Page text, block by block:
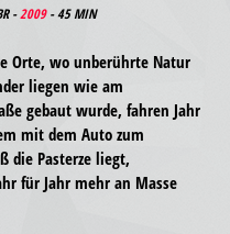
-2009- 45 MIN
Orte, wo unberührte Natur
liegen wie am
gebaut wurde, fahren Jahr
mit dem Auto zum
die Pasterze liegt,
für Jahr mehr an Masse